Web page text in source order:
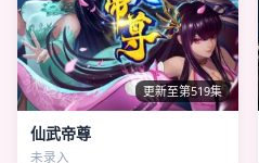
更新至第519集
仙武帝尊
未录入